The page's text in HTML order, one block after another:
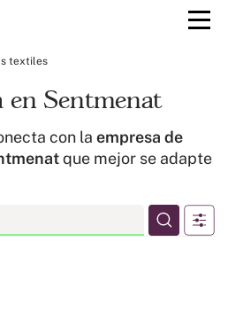
textiles
Sentmenat
con la empresa de
que mejor se adapte